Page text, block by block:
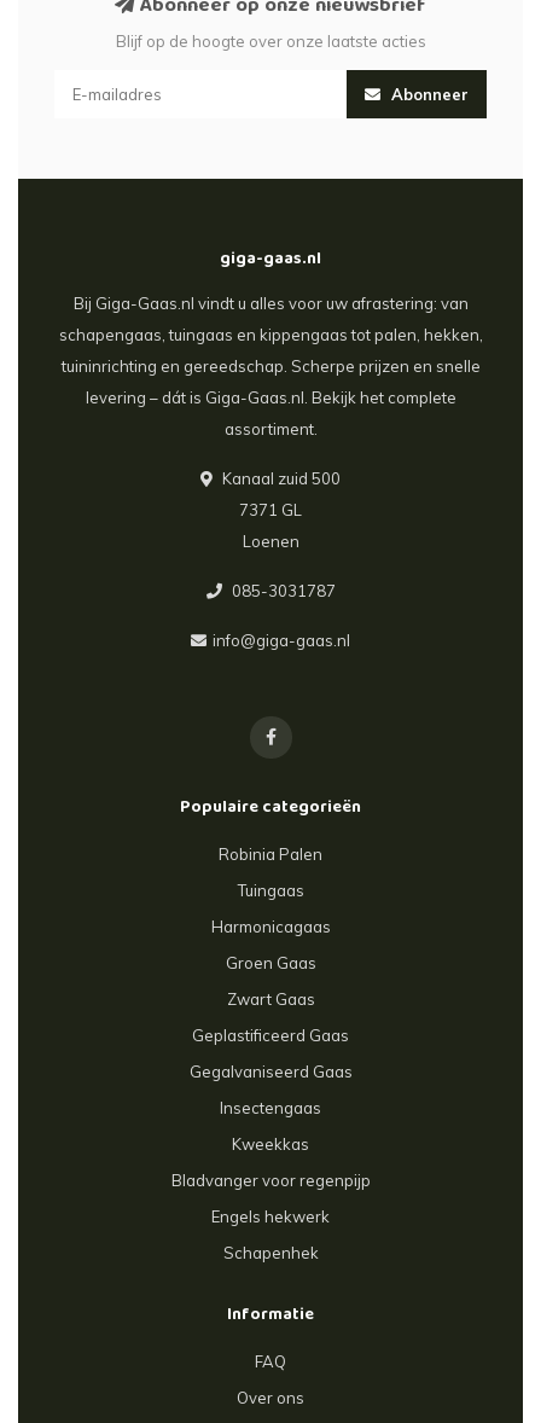
Blijf op de hoogte over onze laatste acties
Abonneer
giga-gaas.nl
Bij Giga-Gaas.nl vindt u alles voor uw afrastering: van
schapengaas, tuingaas en kippengaas tot palen, hekken,
tuininrichting en gereedschap. Scherpe prijzen en snelle
levering – dát is Giga-Gaas.nl. Bekijk het complete
assortiment.
Kanaal zuid 500
7371 GL
Loenen
085-3031787
info@giga-gaas.nl
Populaire categorieën
Robinia Palen
Tuingaas
Harmonicagaas
Groen Gaas
Zwart Gaas
Geplastificeerd Gaas
Gegalvaniseerd Gaas
Insectengaas
Kweekkas
Bladvanger voor regenpijp
Engels hekwerk
Schapenhek
Informatie
FAQ
Over ons